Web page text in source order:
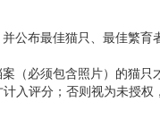
公布最佳猫只、最佳繁育
（必须包含照片）的猫
入评分；否则视为未授